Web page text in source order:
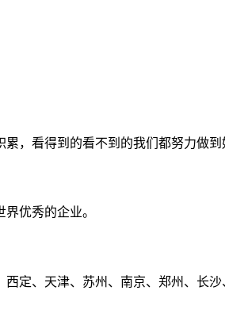
，看得到的看不到的我们都努力做到
优秀的企业。
定、天津、苏州、南京、郑州、长